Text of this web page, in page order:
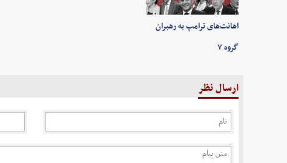
اهانت‌های ترامپ به رهبران
گروه ۷
ارسال نظر